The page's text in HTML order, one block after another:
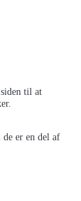
til at
er en del af